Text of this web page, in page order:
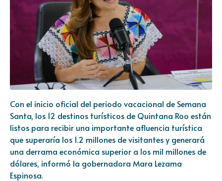
Con el inicio oficial del periodo vacacional de Semana
Santa, los 12 destinos turísticos de Quintana Roo están
listos para recibir una importante afluencia turística
que superaría los 1.2 millones de visitantes y generará
una derrama económica superior a los mil millones de
dólares, informó la gobernadora Mara Lezama
Espinosa.